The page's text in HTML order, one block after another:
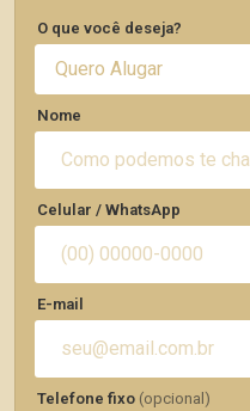
O que você deseja?
Quero Alugar
Nome
Celular / WhatsApp
E-mail
Telefone fixo (opcional)